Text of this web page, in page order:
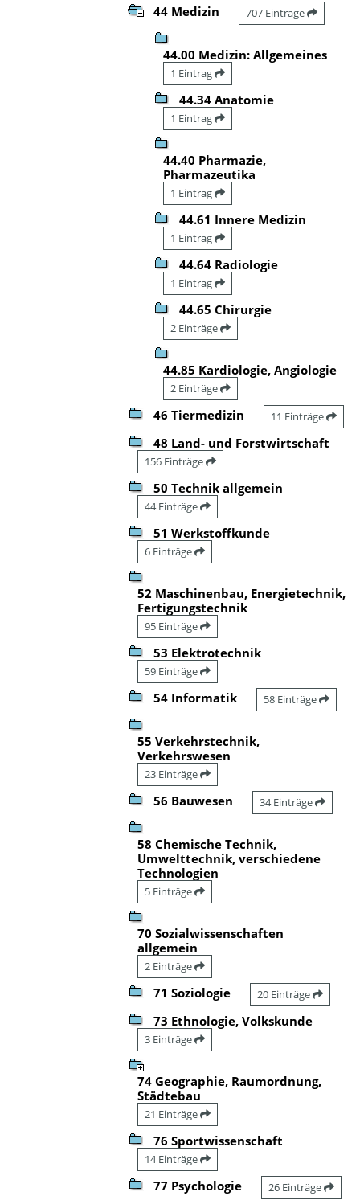
44 Medizin 707 Einträge
44.00 Medizin: Allgemeines
1 Eintrag
44.34 Anatomie
1 Eintrag
44.40 Pharmazie,
Pharmazeutika
1 Eintrag
44.61 Innere Medizin
1 Eintrag
44.64 Radiologie
1 Eintrag
44.65 Chirurgie
2 Einträge
44.85 Kardiologie, Angiologie
2 Einträge
46 Tiermedizin 11 Einträge
48 Land- und Forstwirtschaft
156 Einträge
50 Technik allgemein
44 Einträge
51 Werkstoffkunde
6 Einträge
52 Maschinenbau, Energietechnik,
Fertigungstechnik
95 Einträge
53 Elektrotechnik
59 Einträge
54 Informatik 58 Einträge
55 Verkehrstechnik,
Verkehrswesen
23 Einträge
56 Bauwesen 34 Einträge
58 Chemische Technik,
Umwelttechnik, verschiedene
Technologien
5 Einträge
70 Sozialwissenschaften
allgemein
2 Einträge
71 Soziologie 20 Einträge
73 Ethnologie, Volkskunde
3 Einträge
74 Geographie, Raumordnung,
Städtebau
21 Einträge
76 Sportwissenschaft
14 Einträge
77 Psychologie 26 Einträge